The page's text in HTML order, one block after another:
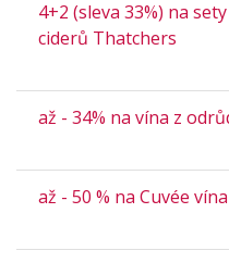
4+2 (sleva 33%) na
ciderů Thatchers
až - 34% na vína z
až - 50 % na Cuvée vína